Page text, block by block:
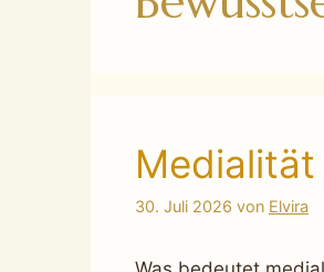
Medialität
30. Juli 2026 von Elvira